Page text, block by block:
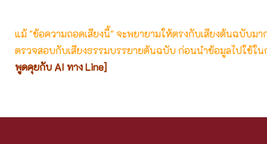
แม้ "ข้อความถอดเสียงนี้" จะพยายามให้ตรงกับเสียงต้นฉบับม
ตรวจสอบกับเสียงธรรมบรรยายต้นฉบับ ก่อนนำข้อมูลไปใช้ใน
พูดคุยกับ AI ทาง Line]